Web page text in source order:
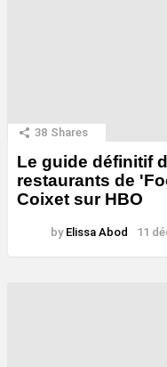
38 Shares
Le guide définitif
restaurants de
Coixet sur HBO
by Elissa Abod 11